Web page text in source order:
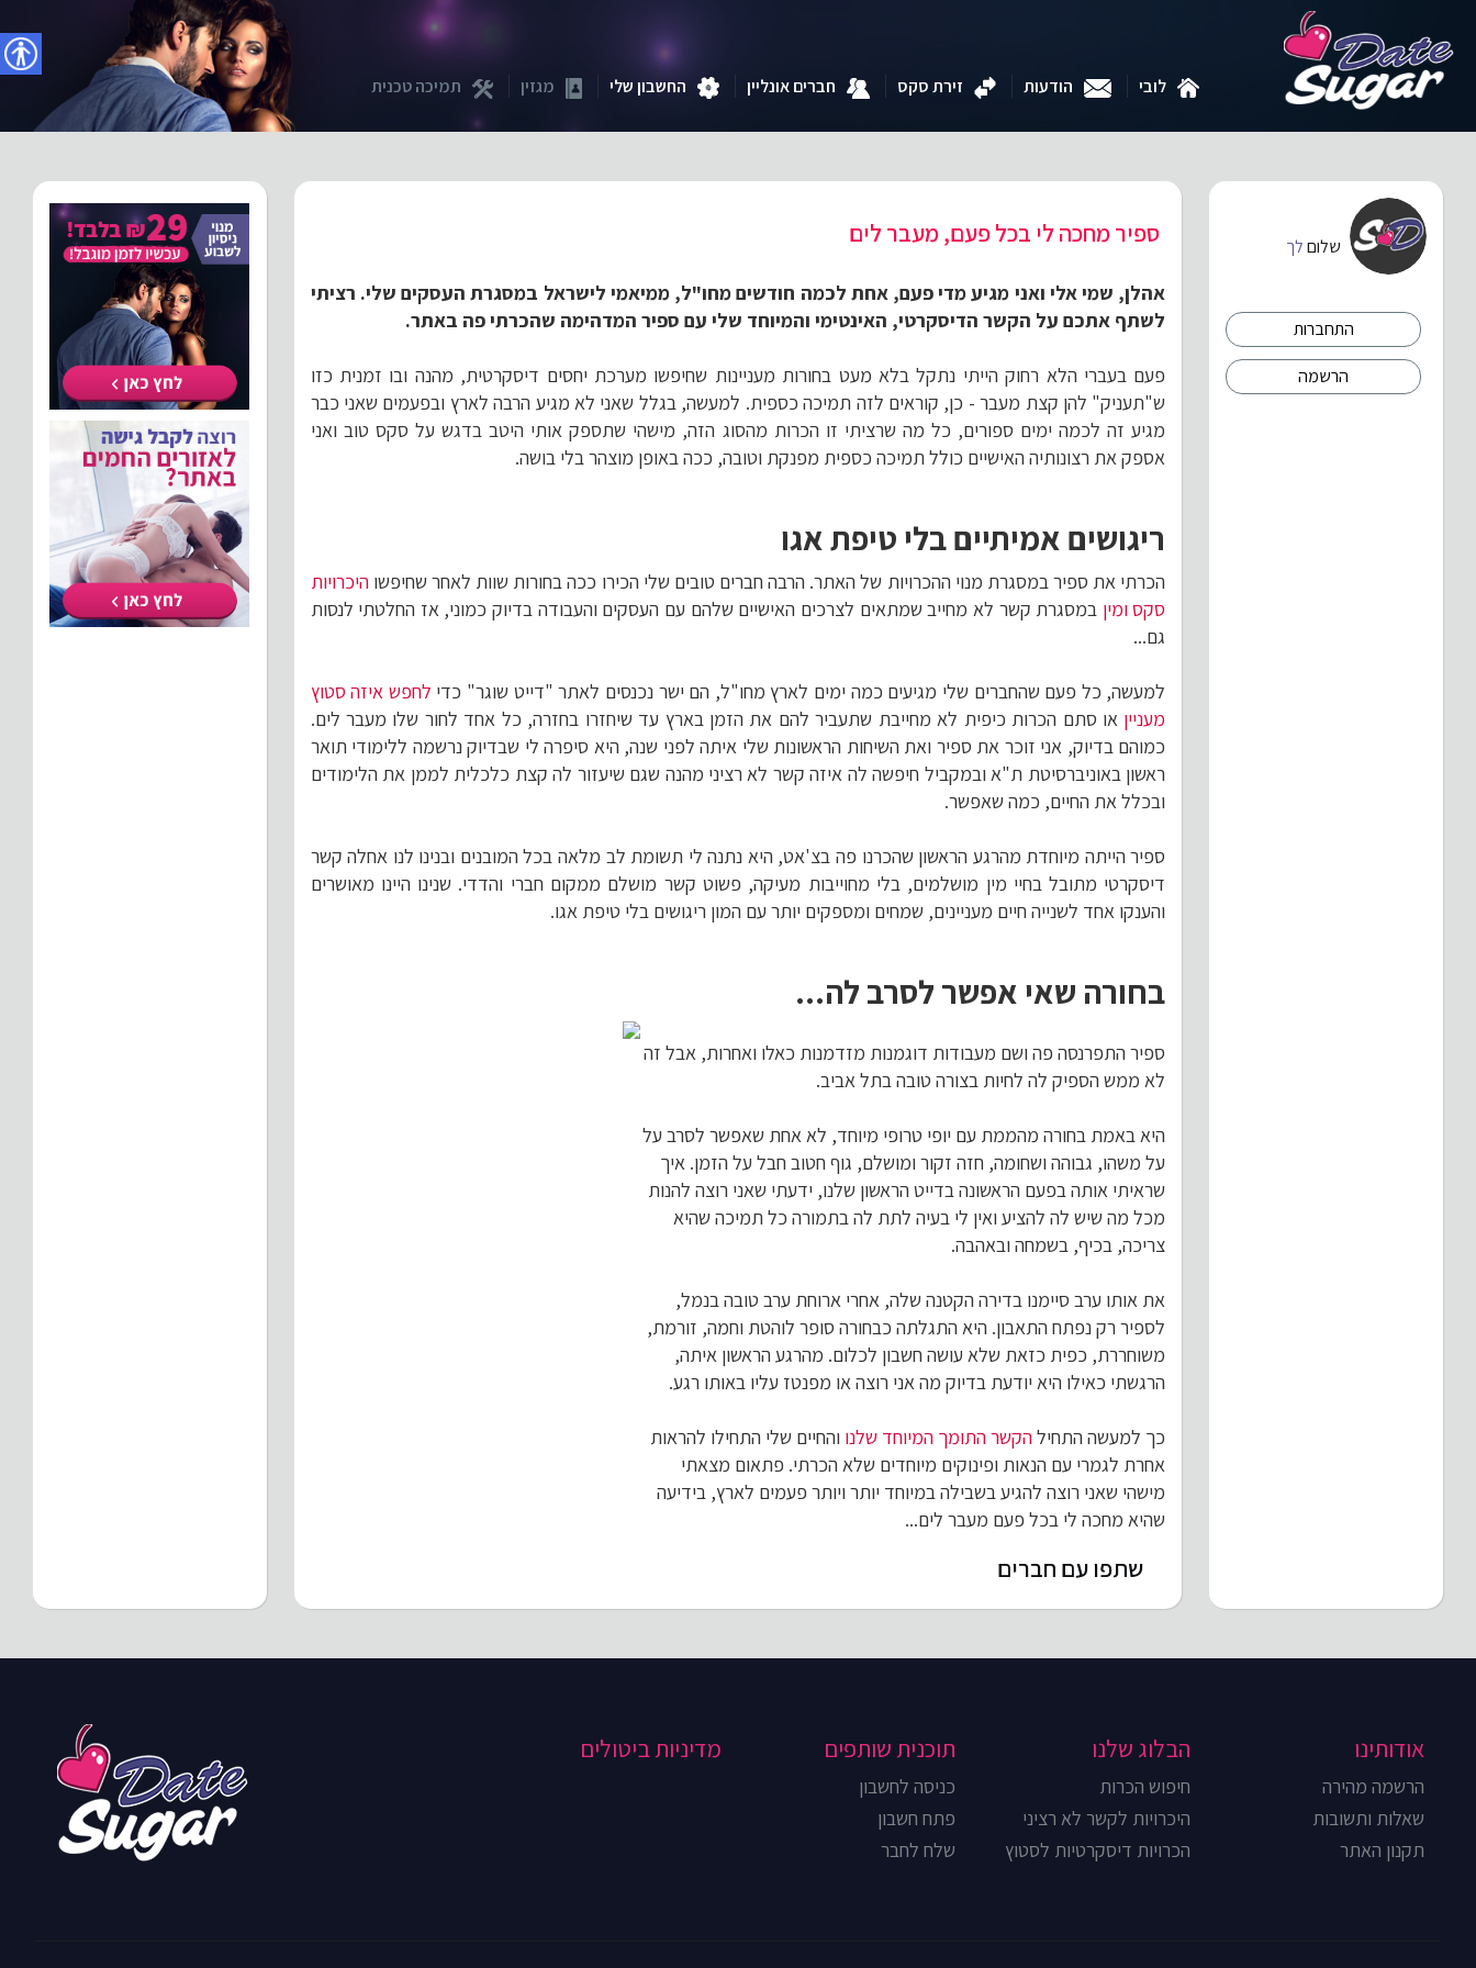
לובי הודעות זירת סקס חברים אונליין החשבון שלי מגזין תמיכה טכנית
ספיר מחכה לי בכל פעם, מעבר לים
אהלן, שמי אלי ואני מגיע מדי פעם, אחת לכמה חודשים מחו"ל, ממיאמי לישראל במסגרת העסקים שלי. רציתי
לשתף אתכם על הקשר הדיסקרטי, האינטימי והמיוחד שלי עם ספיר המדהימה שהכרתי פה באתר.
פעם בעברי הלא רחוק הייתי נתקל בלא מעט בחורות מעניינות שחיפשו מערכת יחסים דיסקרטית, מהנה ובו זמנית כזו
ש"תעניק" להן קצת מעבר - כן, קוראים לזה תמיכה כספית. למעשה, בגלל שאני לא מגיע הרבה לארץ ובפעמים שאני כבר
מגיע זה לכמה ימים ספורים, כל מה שרציתי זו הכרות מהסוג הזה, מישהי שתספק אותי היטב בדגש על סקס טוב ואני
אספק את רצונותיה האישיים כולל תמיכה כספית מפנקת וטובה, ככה באופן מוצהר בלי בושה.
ריגושים אמיתיים בלי טיפת אגו
הכרתי את ספיר במסגרת מנוי ההכרויות של האתר. הרבה חברים טובים שלי הכירו ככה בחורות שוות לאחר שחיפשוהיכרויות
סקס ומין במסגרת קשר לא מחייב שמתאים לצרכים האישיים שלהם עם העסקים והעבודה בדיוק כמוני, אז החלטתי לנסות
גם...
למעשה, כל פעם שהחברים שלי מגיעים כמה ימים לארץ מחו"ל, הם ישר נכנסים לאתר "דייט שוגר" כדי לחפש איזה סטוץ
מעניין או סתם הכרות כיפית לא מחייבת שתעביר להם את הזמן בארץ עד שיחזרו בחזרה, כל אחד לחור שלו מעבר לים.
כמוהם בדיוק, אני זוכר את ספיר ואת השיחות הראשונות שלי איתה לפני שנה, היא סיפרה לי שבדיוק נרשמה ללימודי תואר
ראשון באוניברסיטת ת"א ובמקביל חיפשה לה איזה קשר לא רציני מהנה שגם שיעזור לה קצת כלכלית לממן את הלימודים
ובכלל את החיים, כמה שאפשר.
ספיר הייתה מיוחדת מהרגע הראשון שהכרנו פה בצ'אט, היא נתנה לי תשומת לב מלאה בכל המובנים ובנינו לנו אחלה קשר
דיסקרטי מתובל בחיי מין מושלמים, בלי מחוייבות מעיקה, פשוט קשר מושלם ממקום חברי והדדי. שנינו היינו מאושרים
והענקו אחד לשנייה חיים מעניינים, שמחים ומספקים יותר עם המון ריגושים בלי טיפת אגו.
בחורה שאי אפשר לסרב לה...
ספיר התפרנסה פה ושם מעבודות דוגמנות מזדמנות כאלו ואחרות, אבל זה
לא ממש הספיק לה לחיות בצורה טובה בתל אביב.
היא באמת בחורה מהממת עם יופי טרופי מיוחד, לא אחת שאפשר לסרב על
על משהו, גבוהה ושחומה, חזה זקור ומושלם, גוף חטוב חבל על הזמן. איך
שראיתי אותה בפעם הראשונה בדייט הראשון שלנו, ידעתי שאני רוצה להנות
מכל מה שיש לה להציע ואין לי בעיה לתת לה בתמורה כל תמיכה שהיא
צריכה, בכיף, בשמחה ובאהבה.
את אותו ערב סיימנו בדירה הקטנה שלה, אחרי ארוחת ערב טובה בנמל,
לספיר רק נפתח התאבון. היא התגלתה כבחורה סופר לוהטת וחמה, זורמת,
משוחררת, כפית כזאת שלא עושה חשבון לכלום. מהרגע הראשון איתה,
הרגשתי כאילו היא יודעת בדיוק מה אני רוצה או מפנטז עליו באותו רגע.
כך למעשה התחילהקשר התומך המיוחד שלנו והחיים שלי התחילו להראות
אחרת לגמרי עם הנאות ופינוקים מיוחדים שלא הכרתי. פתאום מצאתי
מישהי שאני רוצה להגיע בשבילה במיוחד יותר ויותר פעמים לארץ, בידיעה
שהיא מחכה לי בכל פעם מעבר לים...
שתפו עם חברים
שלוםלך
התחברות
הרשמה
אודותינו
הרשמה מהירה
שאלות ותשובות
תקנון האתר
הבלוג שלנו
חיפוש הכרות
היכרויות לקשר לא רציני
הכרויות דיסקרטיות לסטוץ
תוכנית שותפים
כניסה לחשבון
פתח חשבון
שלח לחבר
מדיניות ביטולים